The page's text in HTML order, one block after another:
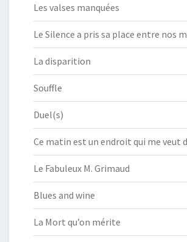
Les valses manquées
Le Silence a pris sa place entre nos
La disparition
Souffle
Duel(s)
Ce matin est un endroit qui me veut
Le Fabuleux M. Grimaud
Blues and wine
La Mort qu’on mérite